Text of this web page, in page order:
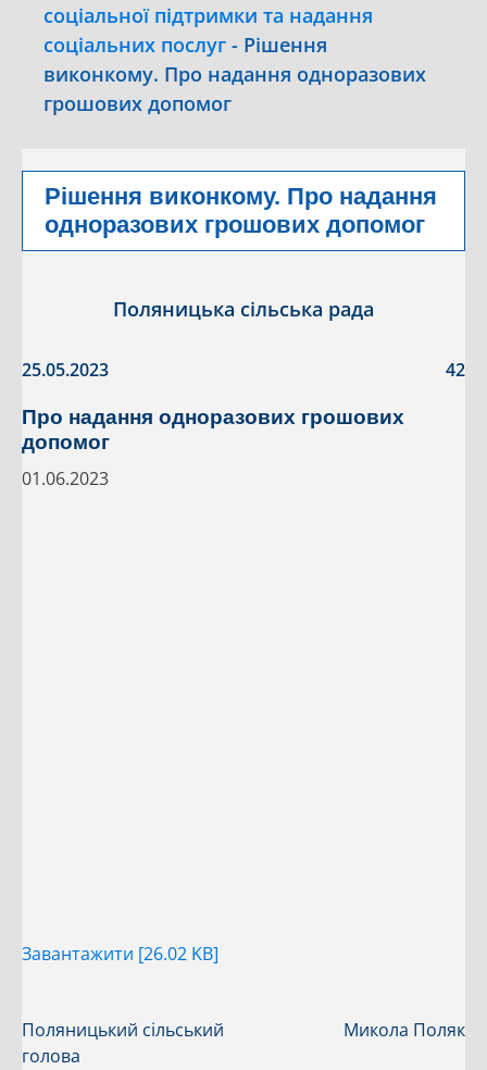
соціальної підтримки та надання
соціальних послуг - Рішення
виконкому. Про надання одноразових
грошових допомог
Рішення виконкому. Про надання
одноразових грошових допомог
Поляницька сільська рада
25.05.2023 42
Про надання одноразових грошових
допомог
01.06.2023
Завантажити [26.02 KB]
Поляницький сільський
голова
Микола Поляк